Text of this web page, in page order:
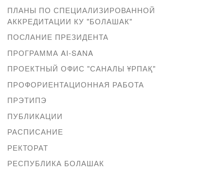
ПЛАНЫ ПО СПЕЦИАЛИЗИРОВАННОЙ
АККРЕДИТАЦИИ КУ "БОЛАШАК"
ПОСЛАНИЕ ПРЕЗИДЕНТА
ПРОГРАММА AI-SANA
ПРОЕКТНЫЙ ОФИС "САНАЛЫ ҰРПАҚ"
ПРОФОРИЕНТАЦИОННАЯ РАБОТА
ПРЭТИПЭ
ПУБЛИКАЦИИ
РАСПИСАНИЕ
РЕКТОРАТ
РЕСПУБЛИКА БОЛАШАК